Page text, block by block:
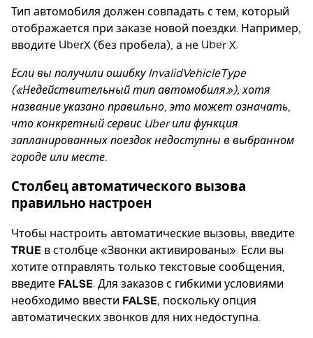
Тип автомобиля должен совпадать с тем, который
отображается при заказе новой поездки. Например,
вводите UberX (без пробела), а не Uber X.
Если вы получили ошибку InvalidVehicleType
(«Недействительный тип автомобиля»), хотя
название указано правильно, это может означать,
что конкретный сервис Uber или функция
запланированных поездок недоступны в выбранном
городе или месте.
Столбец автоматического вызова
правильно настроен
Чтобы настроить автоматические вызовы, введите
TRUE в столбце «Звонки активированы». Если вы
хотите отправлять только текстовые сообщения,
введите FALSE. Для заказов с гибкими условиями
необходимо ввести FALSE, поскольку опция
автоматических звонков для них недоступна.